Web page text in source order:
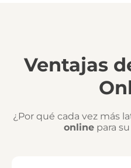
Ventajas
¿Por qué cada vez más
onlinepara